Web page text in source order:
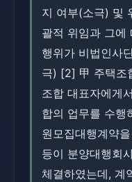
지 여부(소극) 및
괄적 위임과 그에
행위가 비법인사
극) [2] 甲 주택조
조합 대표자에게
합의 업무를 수행
원모집대행계약
등이 분양대행회
체결하였는데, 계